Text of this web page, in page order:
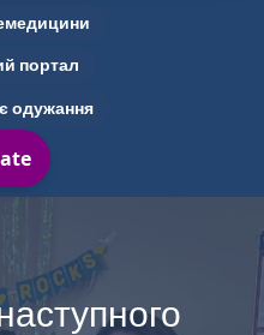
портал
одужання